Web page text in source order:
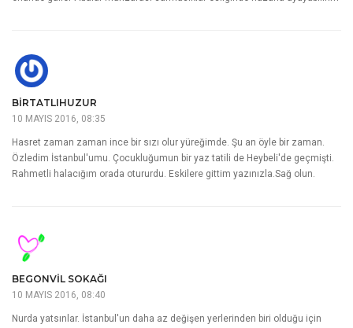
BIRTATLIHUZUR
10 MAYIS 2016, 08:35
Hasret zaman zaman ince bir sızı olur yüreğimde. Şu an öyle bir zaman.
Özledim İstanbul'umu. Çocukluğumun bir yaz tatili de Heybeli'de geçmişti.
Rahmetli halacığım orada otururdu. Eskilere gittim yazınızla.Sağ olun.
BEGONVIL SOKAĞI
10 MAYIS 2016, 08:40
Nurda yatsınlar. İstanbul'un daha az değişen yerlerinden biri olduğu için